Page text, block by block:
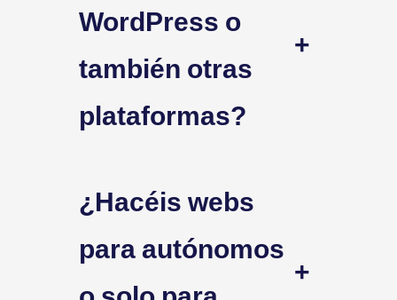
WordPress o
también otras
plataformas?
+
¿Hacéis webs
para autónomos
+